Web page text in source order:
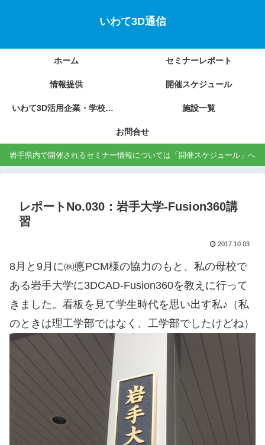
いわて3D通信
ホーム セミナーレポート
情報提供 開催スケジュール
いわて3D活用企業・学校の紹介 施設一覧
お問合せ
岩手県内で開催されるセミナー情報については「開催スケジュール」へ
レポートNo.030：岩手大学-Fusion360講
習
2017.10.03
8月と9月に㈱悳PCM様の協力のもと、私の母校で
ある岩手大学に3DCAD-Fusion360を教えに行って
きました。看板を見て学生時代を思い出す私♪（私
のときは理工学部ではなく、工学部でしたけどね）